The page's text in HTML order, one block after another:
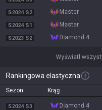
S2024 S2 master
S2024 S1 master
S2023 S2 diamond 4
Wyświetl
Rankingowa elastyczna
Sezon Krąg
S2024 S3 diamond 4